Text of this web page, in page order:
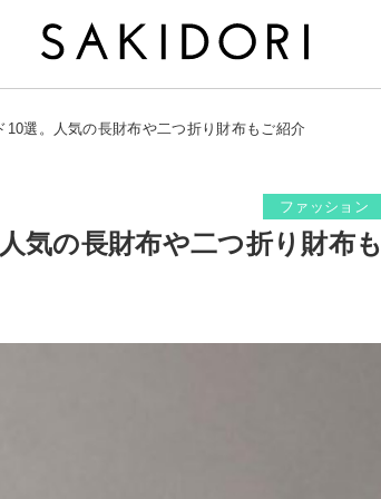
10選。人気の長財布や二つ折り財布もご紹介
ファッション
気の長財布や二つ折り財布も